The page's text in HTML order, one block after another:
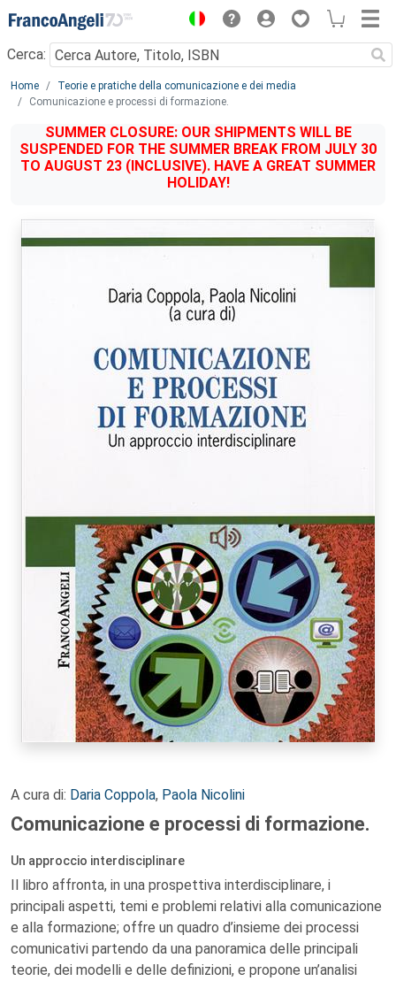
Menu
Cerca:
Main content
Home
Teorie e pratiche della comunicazione e dei media
Comunicazione e processi di formazione.
SUMMER CLOSURE: OUR SHIPMENTS WILL BE
SUSPENDED FOR THE SUMMER BREAK FROM JULY 30
TO AUGUST 23 (INCLUSIVE). HAVE A GREAT SUMMER
HOLIDAY!
A cura di: Daria Coppola, Paola Nicolini
Comunicazione e processi di formazione.
Un approccio interdisciplinare
Il libro affronta, in una prospettiva interdisciplinare, i
principali aspetti, temi e problemi relativi alla comunicazione
e alla formazione; offre un quadro d’insieme dei processi
comunicativi partendo da una panoramica delle principali
teorie, dei modelli e delle definizioni, e propone un’analisi